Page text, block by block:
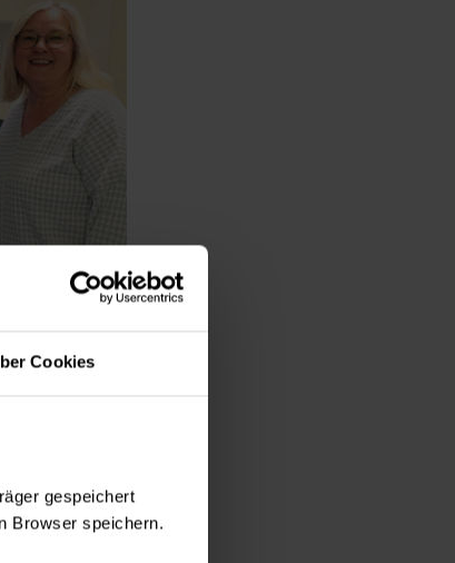
Cookies
gespeichert
Browser speichern.
Kliniken
für